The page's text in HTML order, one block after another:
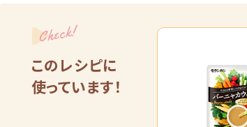
Check!
このレシピに
使っています！